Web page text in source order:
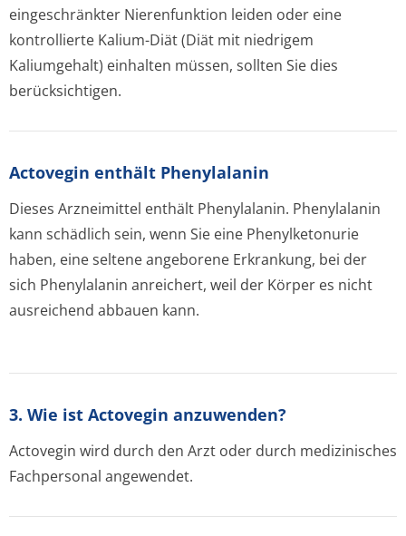
eingeschränkter Nierenfunktion leiden oder eine
kontrollierte Kalium-Diät (Diät mit niedrigem
Kaliumgehalt) einhalten müssen, sollten Sie dies
berücksichtigen.
Actovegin enthält Phenylalanin
Dieses Arzneimittel enthält Phenylalanin. Phenylalanin
kann schädlich sein, wenn Sie eine Phenylketonurie
haben, eine seltene angeborene Erkrankung, bei der
sich Phenylalanin anreichert, weil der Körper es nicht
ausreichend abbauen kann.
3. Wie ist Actovegin anzuwenden?
Actovegin wird durch den Arzt oder durch medizinisches
Fachpersonal angewendet.